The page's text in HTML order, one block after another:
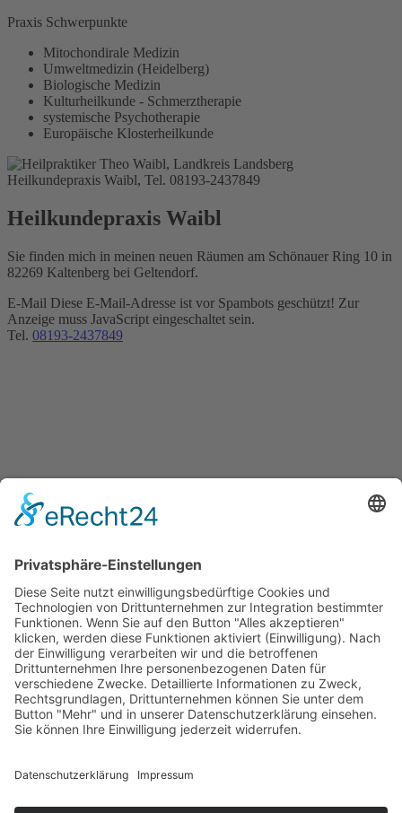
Praxis Schwerpunkte
Mitochondirale Medizin
Umweltmedizin (Heidelberg)
Biologische Medizin
Kulturheilkunde - Schmerztherapie
systemische Psychotherapie
Europäische Klosterheilkunde
Heilkundepraxis Waibl, Tel. 08193-2437849
Heilkundepraxis Waibl
Sie finden mich in meinen neuen Räumen am Schönauer Ring 10 in
82269 Kaltenberg bei Geltendorf.
E-Mail Diese E-Mail-Adresse ist vor Spambots geschützt! Zur
Anzeige muss JavaScript eingeschaltet sein.
Tel. 08193-2437849
Integrative Therapien und komplementäre Medizin
in Kaltenberg
Spambots geschützt! Zur Anzeige muss JavaScript eingeschaltet